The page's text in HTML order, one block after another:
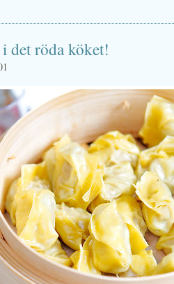
det röda köket!